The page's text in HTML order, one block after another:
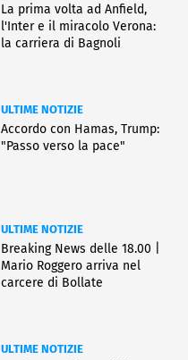
La prima volta ad Anfield,
l'Inter e il miracolo Verona:
la carriera di Bagnoli
ULTIME NOTIZIE
Accordo con Hamas, Trump:
"Passo verso la pace"
ULTIME NOTIZIE
Breaking News delle 18.00 |
Mario Roggero arriva nel
carcere di Bollate
ULTIME NOTIZIE